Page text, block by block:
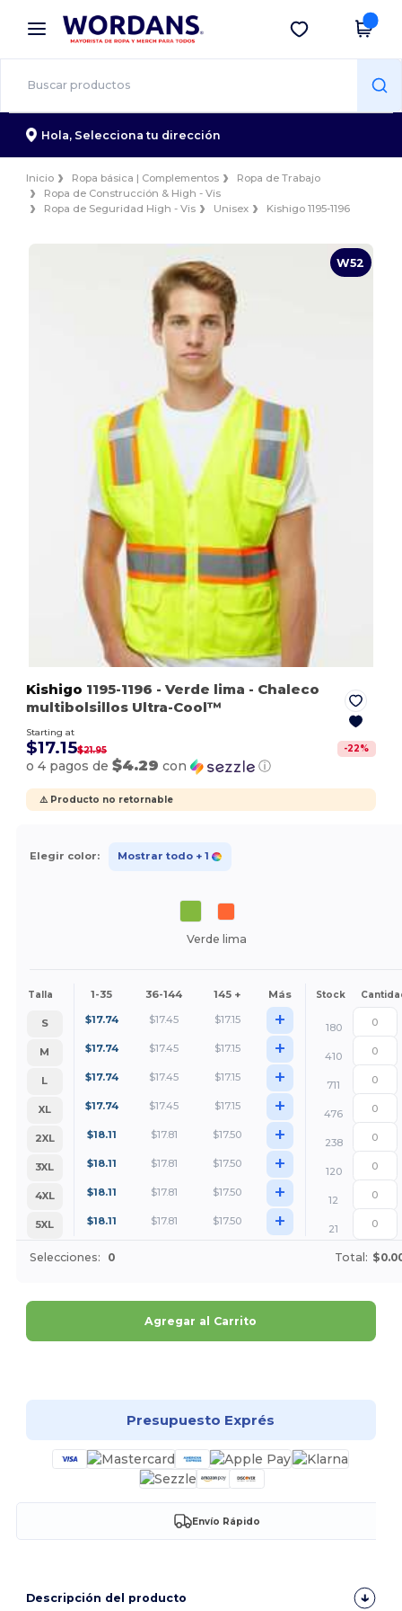
× App de Wordans
¡Mejores precios en app!
Descargar app
Hola, Selecciona tu dirección
Inicio Ropa básica | Complementos
Ropa de Trabajo
Ropa de Construcción & High - Vis
Ropa de Seguridad High - Vis
Unisex Kishigo 1195-1196
W52
Kishigo 1195-1196 - Verde lima - Chaleco
multibolsillos Ultra-Cool™
Starting at
$17.15$21.95 -22%
o 4 pagos de$4.29 con ⓘ
⚠️ Producto no retornable
Elegir color: Mostrar todo + 1
Verde lima
Talla 1-35 36-144 145 + Más Stock
S $17.74 $17.45 $17.15 +
180
M
$17.74 $17.45 $17.15 +
410
L
$17.74 $17.45 $17.15 +
711
XL
$17.74 $17.45 $17.15 +
476
2XL
$18.11 $17.81 $17.50 +
238
3XL
$18.11 $17.81 $17.50 +
120
4XL
$18.11 $17.81 $17.50 +
12
5XL
$18.11 $17.81 $17.50 + 21
Selecciones: 0 Total:
Agregar al Carrito
Presupuesto Exprés
Envío Rápido
Descripción del producto